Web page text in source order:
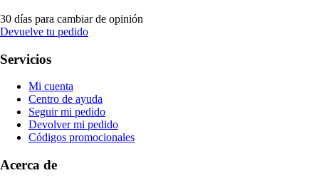
30 días para cambiar de opinión
Devuelve tu pedido
Servicios
Mi cuenta
Centro de ayuda
Seguir mi pedido
Devolver mi pedido
Códigos promocionales
Acerca de